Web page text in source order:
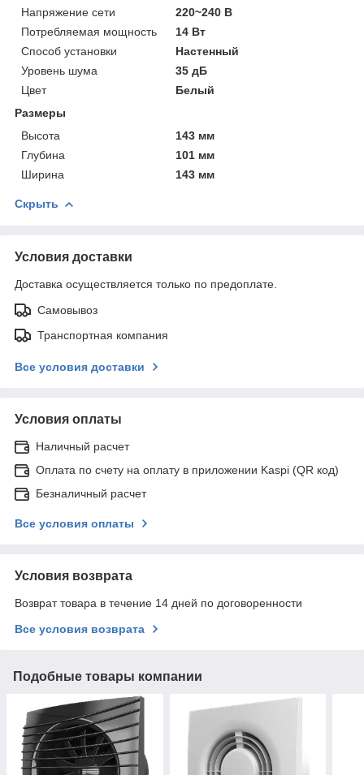
Напряжение сети
220~240 В
Потребляемая мощность
14 Вт
Способ установки
Настенный
Уровень шума
35 дБ
Цвет
Белый
Размеры
Высота
143 мм
Глубина
101 мм
Ширина
143 мм
Скрыть
Условия доставки
Доставка осуществляется только по предоплате.
Самовывоз
Транспортная компания
Все условия доставки
Условия оплаты
Наличный расчет
Оплата по счету на оплату в приложении Kaspi (QR код)
Безналичный расчет
Все условия оплаты
Условия возврата
Возврат товара в течение 14 дней по договоренности
Все условия возврата
Подобные товары компании